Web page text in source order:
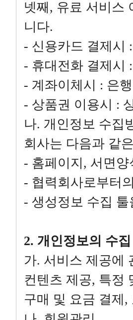
넷째, 유료 서비스
니다.
- 신용카드 결제시
- 휴대전화 결제시
- 계좌이체시 : 은
- 상품권 이용시 :
나. 개인정보 수집
회사는 다음과 같
- 홈페이지, 서면
- 협력회사로부터
- 생성정보 수집 툴
2. 개인정보의 수
가. 서비스 제공에
컨텐츠 제공, 특정
구매 및 요금 결제,